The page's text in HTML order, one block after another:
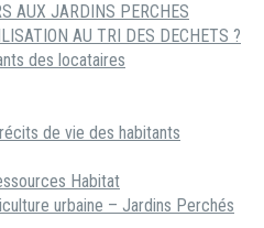
AUX JARDINS PERCHES
AU TRI DES DECHETS ?
des locataires
de vie des habitants
Habitat
urbaine – Jardins Perchés